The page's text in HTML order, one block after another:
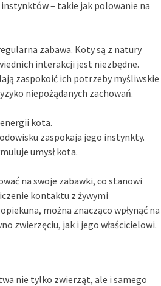
– takie jak polowanie na
zabawa. Koty są z natury
interakcji jest niezbędne.
zaspokoić ich potrzeby myśliwskie
niepożądanych zachowań.
kota.
zaspokaja jego instynkty.
umysł kota.
na swoje zabawki, co stanowi
kontaktu z żywymi
można znacząco wpłynąć na
zwierzęciu, jak i jego właścicielowi.
nie tylko zwierząt, ale i samego